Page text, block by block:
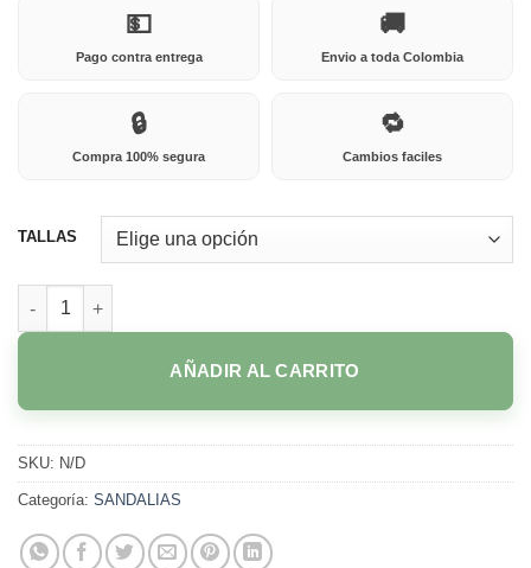
💵
Pago contra entrega
🚚
Envio a toda Colombia
🔒
Compra 100% segura
🔁
Cambios faciles
TALLAS
K-04 HOJA SECA cantidad
AÑADIR AL CARRITO
SKU: N/D
Categoría: SANDALIAS